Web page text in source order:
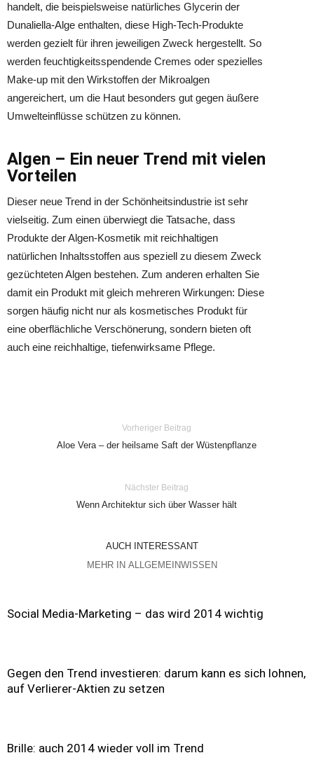
handelt, die beispielsweise natürliches Glycerin der
Dunaliella-Alge enthalten, diese High-Tech-Produkte
werden gezielt für ihren jeweiligen Zweck hergestellt. So
werden feuchtigkeitsspendende Cremes oder spezielles
Make-up mit den Wirkstoffen der Mikroalgen
angereichert, um die Haut besonders gut gegen äußere
Umwelteinflüsse schützen zu können.
Algen – Ein neuer Trend mit vielen
Vorteilen
Dieser neue Trend in der Schönheitsindustrie ist sehr
vielseitig. Zum einen überwiegt die Tatsache, dass
Produkte der Algen-Kosmetik mit reichhaltigen
natürlichen Inhaltsstoffen aus speziell zu diesem Zweck
gezüchteten Algen bestehen. Zum anderen erhalten Sie
damit ein Produkt mit gleich mehreren Wirkungen: Diese
sorgen häufig nicht nur als kosmetisches Produkt für
eine oberflächliche Verschönerung, sondern bieten oft
auch eine reichhaltige, tiefenwirksame Pflege.
Vorheriger Beitrag
Aloe Vera – der heilsame Saft der Wüstenpflanze
Nächster Beitrag
Wenn Architektur sich über Wasser hält
AUCH INTERESSANT
MEHR IN ALLGEMEINWISSEN
Social Media-Marketing – das wird 2014 wichtig
Gegen den Trend investieren: darum kann es sich lohnen,
auf Verlierer-Aktien zu setzen
Brille: auch 2014 wieder voll im Trend